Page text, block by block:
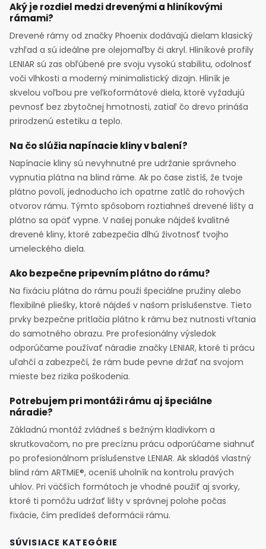
Aký je rozdiel medzi drevenými a hliníkovými
rámami?
Drevené rámy od značky Phoenix dodávajú dielam klasický
vzhľad a sú ideálne pre olejomaľby či akryl. Hliníkové profily
LENIAR sú zas obľúbené pre svoju vysokú stabilitu, odolnosť
voči vlhkosti a moderný minimalistický dizajn. Hliník je
skvelou voľbou pre veľkoformátové diela, ktoré vyžadujú
pevnosť bez zbytočnej hmotnosti, zatiaľ čo drevo prináša
prirodzenú estetiku a teplo.
Na čo slúžia napínacie kliny v balení?
Napínacie kliny sú nevyhnutné pre udržanie správneho
vypnutia plátna na blind ráme. Ak po čase zistíš, že tvoje
plátno povolí, jednoducho ich opatrne zatlč do rohových
otvorov rámu. Týmto spôsobom roztiahneš drevené lišty a
plátno sa opäť vypne. V našej ponuke nájdeš kvalitné
drevené kliny, ktoré zabezpečia dlhú životnosť tvojho
umeleckého diela.
Ako bezpečne pripevním plátno do rámu?
Na fixáciu plátna do rámu použi špeciálne pružiny alebo
flexibilné pliešky, ktoré nájdeš v našom príslušenstve. Tieto
prvky bezpečne pritlačia plátno k rámu bez nutnosti vŕtania
do samotného obrazu. Pre profesionálny výsledok
odporúčame používať náradie značky LENIAR, ktoré ti prácu
uľahčí a zabezpečí, že rám bude pevne držať na svojom
mieste bez rizika poškodenia.
Potrebujem pri montáži rámu aj špeciálne
náradie?
Základnú montáž zvládneš s bežným kladivkom a
skrutkovačom, no pre precíznu prácu odporúčame siahnuť
po profesionálnom príslušenstve LENIAR. Ak skladáš vlastný
blind rám ARTMiE®, oceníš uholník na kontrolu pravých
uhlov. Pri väčších formátoch je vhodné použiť aj svorky,
ktoré ti pomôžu udržať lišty v správnej polohe počas
fixácie, čím predídeš deformácii rámu.
SÚVISIACE KATEGÓRIE